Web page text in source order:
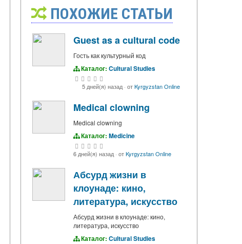
ПОХОЖИЕ СТАТЬИ
Guest as a cultural code
Гость как культурный код
Каталог: Cultural Studies
5 дней(я) назад· отKyrgyzstan Online
Medical clowning
Medical clowning
Каталог: Medicine
6 дней(я) назад· отKyrgyzstan Online
Абсурд жизни в
клоунаде: кино,
литература, искусство
Абсурд жизни в клоунаде: кино,
литература, искусство
Каталог: Cultural Studies